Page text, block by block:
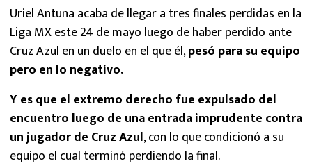
Uriel Antuna acaba de llegar a tres finales perdidas en la
Liga MX este 24 de mayo luego de haber perdido ante
Cruz Azul en un duelo en el que él,pesó para su equipo
pero en lo negativo.
Y es que el extremo derecho fue expulsado del
encuentro luego de una entrada imprudente contra
un jugador de Cruz Azul, con lo que condicionó a su
equipo el cual terminó perdiendo la final.